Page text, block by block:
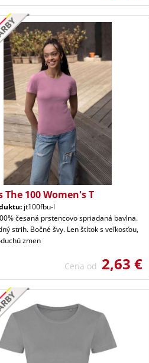
The 100 Women's T
jt100fbu-l
česaná prstencovo spriadaná bavlna.
strih. Bočné švy. Len štítok s veľkosťou,
zmen
Cena od 2,63 €